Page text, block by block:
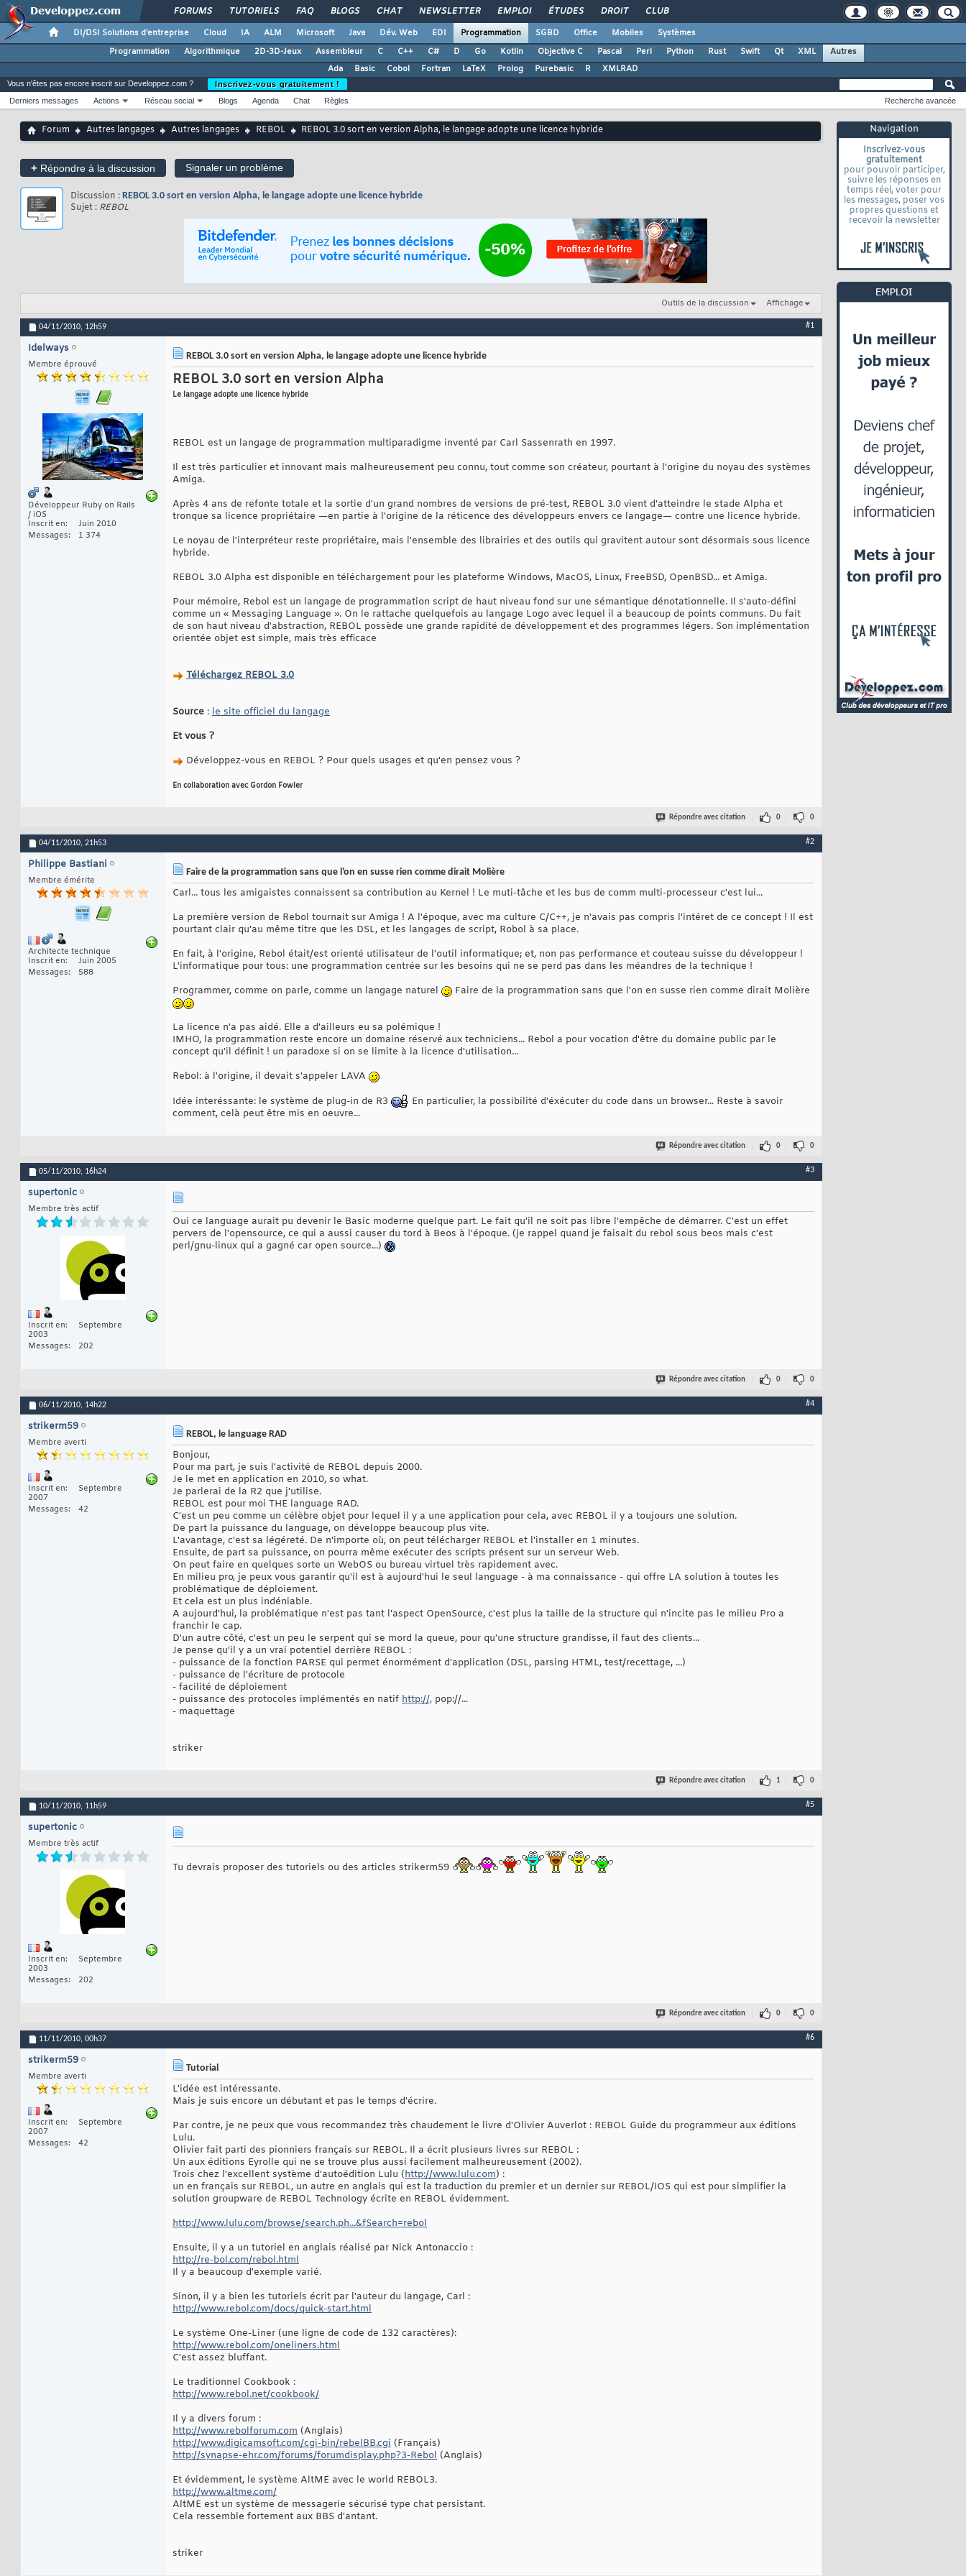
FORUMS TUTORIELS FAQ BLOGS CHAT NEWSLETTER EMPLOI ÉTUDES DROIT CLUB
DI/DSI Solutions d'entreprise Cloud IA ALM Microsoft Java Dév. Web EDI Programmation SGBD Office Mobiles
Systèmes
Programmation
Algorithmique 2D-3D-Jeux Assembleur C C++ C# D Go Kotlin Objective C Pascal Perl Python Rust Swift Qt XML
Autres
Ada
Basic Cobol Fortran LaTeX Prolog Purebasic R XMLRAD
Navigation
Inscrivez-vous
gratuitement
pour pouvoir participer,
suivre les réponses en
temps réel, voter pour
les messages, poser vos
propres questions et
recevoir la newsletter
Vous n'êtes pas encore inscrit sur Developpez.com ?
Inscrivez-vous gratuitement !
Derniers messages
Actions Réseau social Blogs Agenda Chat Règles Recherche avancée
Forum Autres langages Autres langages REBOL REBOL 3.0 sort en version Alpha, le langage adopte une licence hybride
+ Répondre à la discussion Signaler un problème
Discussion : REBOL 3.0 sort en version Alpha, le langage adopte une licence hybride
Sujet : REBOL
Outils de la discussion Affichage
04/11/2010, 12h59 #1
Idelways
Membre éprouvé
Développeur Ruby on Rails
/ iOS
Inscrit en
Juin 2010
Messages
1 374
REBOL 3.0 sort en version Alpha, le langage adopte une licence hybride
REBOL 3.0 sort en version Alpha
Le langage adopte une licence hybride
REBOL est un langage de programmation multiparadigme inventé par Carl Sassenrath en 1997.
Il est très particulier et innovant mais malheureusement peu connu, tout comme son créateur, pourtant à l'origine du noyau des systèmes
Amiga.
Après 4 ans de refonte totale et la sortie d'un grand nombres de versions de pré-test, REBOL 3.0 vient d'atteindre le stade Alpha et
tronque sa licence propriétaire —en partie à l'origine de la réticence des développeurs envers ce langage— contre une licence hybride.
Le noyau de l'interpréteur reste propriétaire, mais l'ensemble des librairies et des outils qui gravitent autour sont désormais sous licence
hybride.
REBOL 3.0 Alpha est disponible en téléchargement pour les plateforme Windows, MacOS, Linux, FreeBSD, OpenBSD... et Amiga.
Pour mémoire, Rebol est un langage de programmation script de haut niveau fond sur une sémantique dénotationnelle. Il s'auto-défini
comme un « Messaging Language ». On le rattache quelquefois au langage Logo avec lequel il a beaucoup de points communs. Du fait
de son haut niveau d'abstraction, REBOL possède une grande rapidité de développement et des programmes légers. Son implémentation
orientée objet est simple, mais très efficace
Téléchargez REBOL 3.0
Source : le site officiel du langage
Et vous ?
Développez-vous en REBOL ? Pour quels usages et qu'en pensez vous ?
En collaboration avec Gordon Fowler
Répondre avec citation 0 0
04/11/2010, 21h53 #2
Philippe Bastiani
Membre émérite
Architecte technique
Inscrit en
Juin 2005
Messages
588
Faire de la programmation sans que l'on en susse rien comme dirait Molière
Carl... tous les amigaistes connaissent sa contribution au Kernel ! Le muti-tâche et les bus de comm multi-processeur c'est lui...
La première version de Rebol tournait sur Amiga ! A l'époque, avec ma culture C/C++, je n'avais pas compris l'intéret de ce concept ! Il est
pourtant clair qu'au même titre que les DSL, et les langages de script, Robol à sa place.
En fait, à l'origine, Rebol était/est orienté utilisateur de l'outil informatique; et, non pas performance et couteau suisse du développeur !
L'informatique pour tous: une programmation centrée sur les besoins qui ne se perd pas dans les méandres de la technique !
Programmer, comme on parle, comme un langage naturel
Faire de la programmation sans que l'on en susse rien comme dirait Molière
La licence n'a pas aidé. Elle a d'ailleurs eu sa polémique !
IMHO, la programmation reste encore un domaine réservé aux techniciens... Rebol a pour vocation d'être du domaine public par le
concept qu'il définit ! un paradoxe si on se limite à la licence d'utilisation...
Rebol: à l'origine, il devait s'appeler LAVA
Idée interéssante: le système de plug-in de R3
En particulier, la possibilité d'éxécuter du code dans un browser... Reste à savoir
comment, celà peut être mis en oeuvre...
Répondre avec citation 0 0
05/11/2010, 16h24 #3
supertonic
Membre très actif
Inscrit en
Septembre
2003
Messages
202
Oui ce language aurait pu devenir le Basic moderne quelque part. Le fait qu'il ne soit pas libre l'empêche de démarrer. C'est un effet
pervers de l'opensource, ce qui a aussi causer du tord à Beos à l'époque. (je rappel quand je faisait du rebol sous beos mais c'est
perl/gnu-linux qui a gagné car open source...)
Répondre avec citation 0 0
06/11/2010, 14h22 #4
strikerm59
Membre averti
Inscrit en
Septembre
2007
Messages
42
REBOL, le language RAD
Bonjour,
Pour ma part, je suis l'activité de REBOL depuis 2000.
Je le met en application en 2010, so what.
Je parlerai de la R2 que j'utilise.
REBOL est pour moi THE language RAD.
C'est un peu comme un célèbre objet pour lequel il y a une application pour cela, avec REBOL il y a toujours une solution.
De part la puissance du language, on développe beaucoup plus vite.
L'avantage, c'est sa légéreté. De n'importe où, on peut télécharger REBOL et l'installer en 1 minutes.
Ensuite, de part sa puissance, on pourra même exécuter des scripts présent sur un serveur Web.
On peut faire en quelques sorte un WebOS ou bureau virtuel très rapidement avec.
En milieu pro, je peux vous garantir qu'il est à aujourd'hui le seul language - à ma connaissance - qui offre LA solution à toutes les
problématique de déploiement.
Et cela est un plus indéniable.
A aujourd'hui, la problématique n'est pas tant l'aspect OpenSource, c'est plus la taille de la structure qui n'incite pas le milieu Pro a
franchir le cap.
D'un autre côté, c'est un peu le serpent qui se mord la queue, pour qu'une structure grandisse, il faut des clients...
Je pense qu'il y a un vrai potentiel derrière REBOL :
- puissance de la fonction PARSE qui permet énormément d'application (DSL, parsing HTML, test/recettage, ...)
- puissance de l'écriture de protocole
- facilité de déploiement
- puissance des protocoles implémentés en natif http://, pop://...
- maquettage
striker
Répondre avec citation 1 0
10/11/2010, 11h59 #5
supertonic
Membre très actif
Inscrit en
Septembre
2003
Messages
202
Tu devrais proposer des tutoriels ou des articles strikerm59
Répondre avec citation 0 0
11/11/2010, 00h37 #6
strikerm59
Membre averti
Inscrit en
Septembre
2007
Messages
42
Tutorial
L'idée est intéressante.
Mais je suis encore un débutant et pas le temps d'écrire.
Par contre, je ne peux que vous recommandez très chaudement le livre d'Olivier Auverlot : REBOL Guide du programmeur aux éditions
Lulu.
Olivier fait parti des pionniers français sur REBOL. Il a écrit plusieurs livres sur REBOL :
Un aux éditions Eyrolle qui ne se trouve plus aussi facilement malheureusement (2002).
Trois chez l'excellent système d'autoédition Lulu (http://www.lulu.com) :
un en français sur REBOL, un autre en anglais qui est la traduction du premier et un dernier sur REBOL/IOS qui est pour simplifier la
solution groupware de REBOL Technology écrite en REBOL évidemment.
http://www.lulu.com/browse/search.ph...&fSearch=rebol
Ensuite, il y a un tutoriel en anglais réalisé par Nick Antonaccio :
http://re-bol.com/rebol.html
Il y a beaucoup d'exemple varié.
Sinon, il y a bien les tutoriels écrit par l'auteur du langage, Carl :
http://www.rebol.com/docs/quick-start.html
Le système One-Liner (une ligne de code de 132 caractères):
http://www.rebol.com/oneliners.html
C'est assez bluffant.
Le traditionnel Cookbook :
http://www.rebol.net/cookbook/
Il y a divers forum :
http://www.rebolforum.com (Anglais)
http://www.digicamsoft.com/cgi-bin/rebelBB.cgi (Français)
http://synapse-ehr.com/forums/forumdisplay.php?3-Rebol (Anglais)
Et évidemment, le système AltME avec le world REBOL3.
http://www.altme.com/
AltME est un système de messagerie sécurisé type chat persistant.
Cela ressemble fortement aux BBS d'antant.
striker